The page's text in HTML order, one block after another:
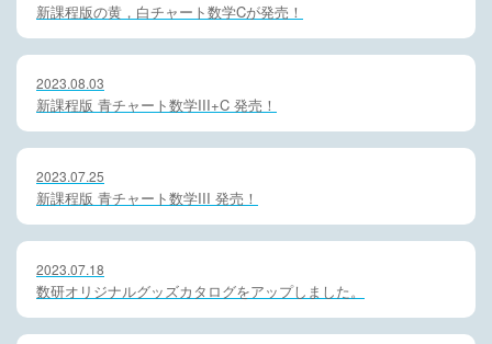
新課程版の黄，白チャート数学Cが発売！
2023.08.03
新課程版 青チャート数学III+C 発売！
2023.07.25
新課程版 青チャート数学III 発売！
2023.07.18
数研オリジナルグッズカタログをアップしました。